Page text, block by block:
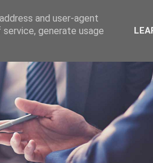
and user-agent
generate usage